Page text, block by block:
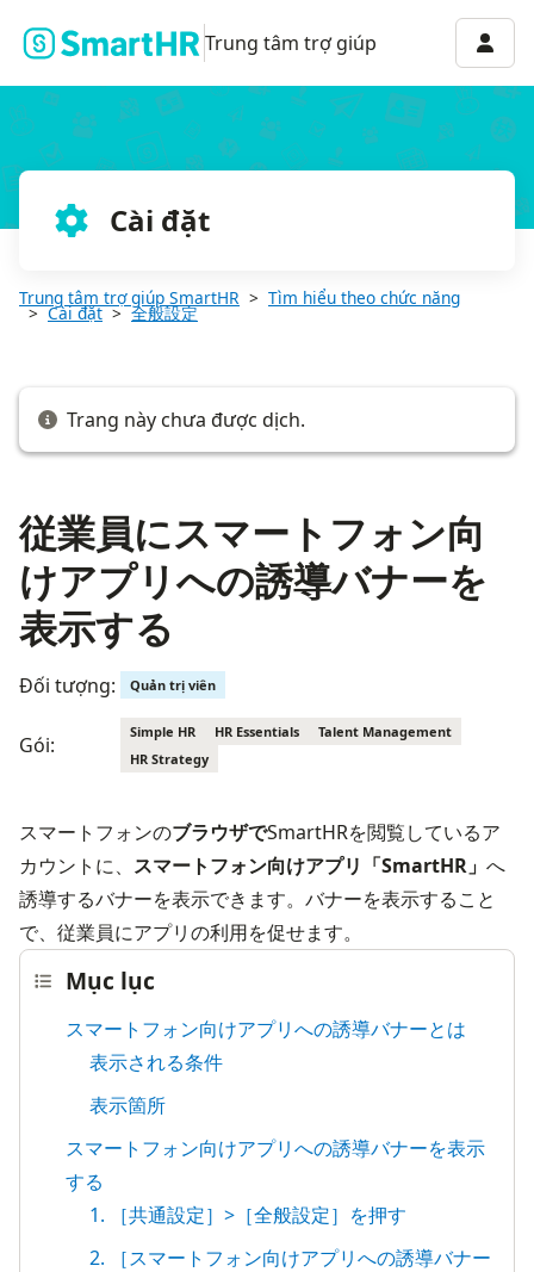
Trung tâm trợ giúp
Cài đặt
Trung tâm trợ giúp SmartHR Tìm hiểu theo chức năng
Cài đặt 全般設定
Trang này chưa được dịch.
従業員にスマートフォン向
けアプリへの誘導バナーを
表示する
Đối tượng: Quản trị viên
Gói:
Simple HR HR Essentials
Talent Management
HR Strategy
スマートフォンのブラウザでSmartHRを閲覧しているア
カウントに、 スマートフォン向けアプリ「SmartHR」 へ
誘導するバナーを表示できます。バナーを表示すること
で、従業員にアプリの利用を促せます。
Mục lục
スマートフォン向けアプリへの誘導バナーとは
表示される条件
表示箇所
スマートフォン向けアプリへの誘導バナーを表示
する
1. ［共通設定］>［全般設定］を押す
2. ［スマートフォン向けアプリへの誘導バナー